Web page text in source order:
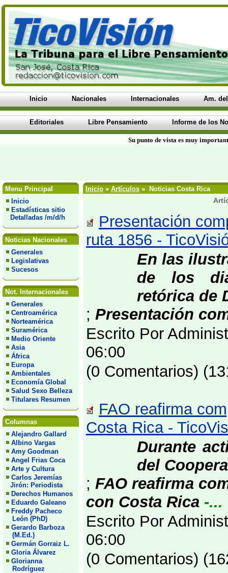
Inicio Nacionales Internacionales Am.
Editoriales Libre Pensamiento Informe de los
Su punto de vista es muy
Menu Principal
Inicio
Estadísticas sitio
Detalladas /m/d/h
Noticias Nacionales
Generales
Legislativas
Sucesos
Not. Internacionales
Generales
Centroamérica
Norteamérica
Suramérica
Medio Oriente
Asia
África
Europa
Ambientales
Economía Global
Salud Sexo Belleza
Titulares Resumen
Columnas
Alejandro Gallard
Albino Vargas
Amy Goodman
Angel Frias Coca
Arte y Cultura
Carlos Jeremías
Jirón: Periodista
Derechos Humanos
Eduardo Galeano
Freddy Pacheco
León (PhD)
Gerardo Barboza
(M.Ed.)
Germán Gorraiz L.
Gloria Álvarez
Glorianna
Rodríguez
Inicio » Artículos » Noticias Costa Rica
Presentación
ruta 1856 -
En las
de los
retórica de
; Presentación
Escrito Por
06:00
(0 Comentarios)
FAO reafirma
Costa Rica -
Durante
del
; FAO reafirma
con Costa Rica -...
Escrito Por
06:00
(0 Comentarios)